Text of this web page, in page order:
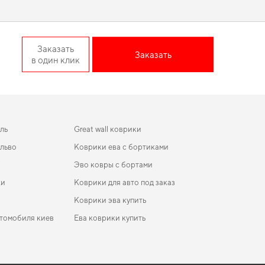
Заказать
в один клик
Заказать
киев
Great wall коврики
Коврики ева с бортиками
Эво ковры с бортами
Коврики для авто под заказ
Коврики эва купить
Ева коврики купить